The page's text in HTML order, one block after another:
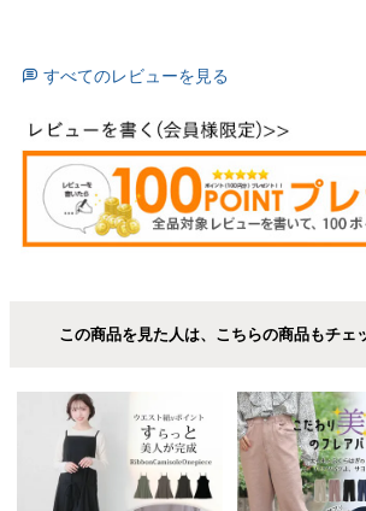
すべてのレビューを見る
この商品を見た人は、こちらの商品もチェ